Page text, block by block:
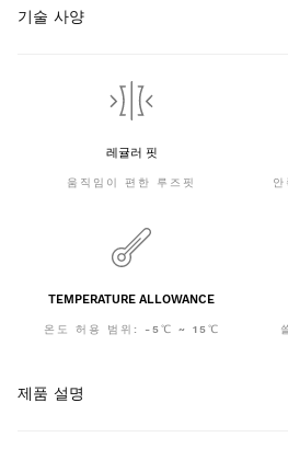
기술 사양
레귤러 핏
움직임이 편한 루즈핏
TEMPERATURE ALLOWANCE
온도 허용 범위: -5℃ ~ 15℃
제품 설명